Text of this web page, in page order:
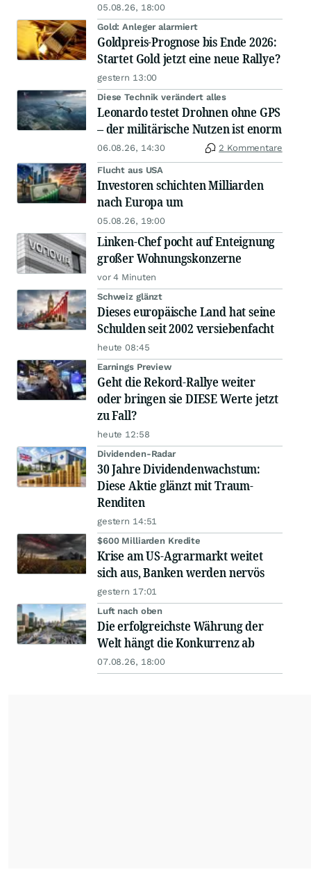
05.08.26, 18:00
Gold: Anleger alarmiert
Goldpreis-Prognose bis Ende 2026:
Startet Gold jetzt eine neue Rallye?
gestern 13:00
Diese Technik verändert alles
Leonardo testet Drohnen ohne GPS
– der militärische Nutzen ist enorm
06.08.26, 14:30 2 Kommentare
Flucht aus USA
Investoren schichten Milliarden
nach Europa um
05.08.26, 19:00
Linken-Chef pocht auf Enteignung
großer Wohnungskonzerne
vor 4 Minuten
Schweiz glänzt
Dieses europäische Land hat seine
Schulden seit 2002 versiebenfacht
heute 08:45
Earnings Preview
Geht die Rekord-Rallye weiter
oder bringen sie DIESE Werte jetzt
zu Fall?
heute 12:58
Dividenden-Radar
30 Jahre Dividendenwachstum:
Diese Aktie glänzt mit Traum-
Renditen
gestern 14:51
$600 Milliarden Kredite
Krise am US-Agrarmarkt weitet
sich aus, Banken werden nervös
gestern 17:01
Luft nach oben
Die erfolgreichste Währung der
Welt hängt die Konkurrenz ab
07.08.26, 18:00